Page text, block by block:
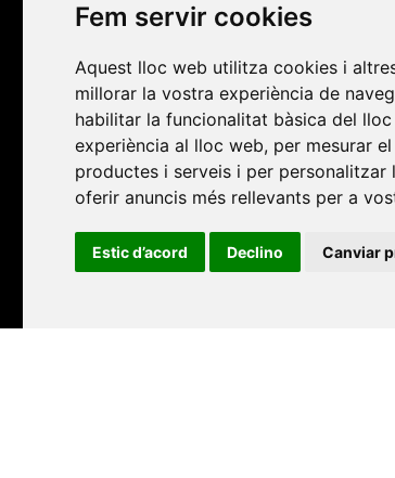
Fem servir cookies
Aquest lloc web utilitza cookies i
millorar la vostra experiència de
habilitar la funcionalitat bàsica del
experiència al lloc web, per mesurar
productes i serveis i per personalitzar
oferir anuncis més rellevants per a
Estic d’acord Declino Canviar